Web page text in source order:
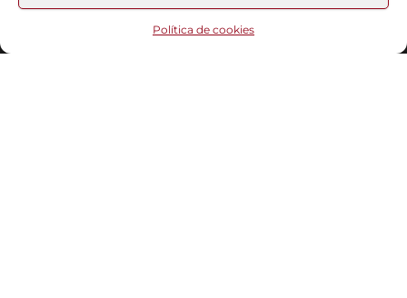
Política de cookies
Funciona gracias aWordPress |Tema:Head Blog